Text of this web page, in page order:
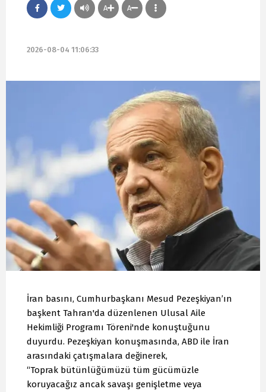
A A
2026-08-04 11:06:33
İran basını, Cumhurbaşkanı Mesud Pezeşkiyan’ın
başkent Tahran'da düzenlenen Ulusal Aile
Hekimliği Programı Töreni'nde konuştuğunu
duyurdu. Pezeşkiyan konuşmasında, ABD ile İran
arasındaki çatışmalara değinerek,
“Toprak bütünlüğümüzü tüm gücümüzle
koruyacağız ancak savaşı genişletme veya